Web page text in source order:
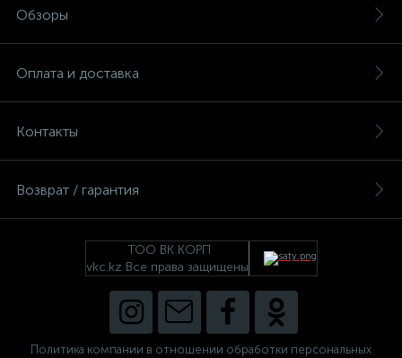
Обзоры
Оплата и доставка
Контакты
Возврат / гарантия
ТОО ВК КОРП
vkc.kz Все права защищены
Политика компании в отношении обработки персональных